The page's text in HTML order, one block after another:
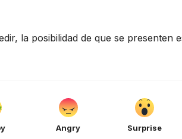
la posibilidad de que se presenten
Angry Surprise